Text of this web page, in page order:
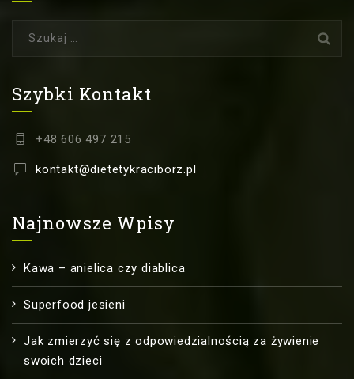
Szybki Kontakt
+48 606 497 215
kontakt@dietetykraciborz.pl
Najnowsze Wpisy
Kawa – anielica czy diablica
Superfood jesieni
Jak zmierzyć się z odpowiedzialnością za żywienie
swoich dzieci